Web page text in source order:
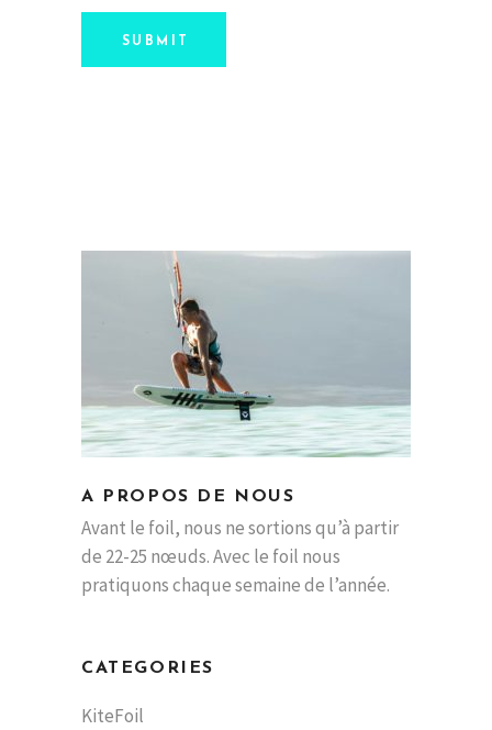
SUBMIT
A PROPOS DE NOUS
Avant le foil, nous ne sortions qu’à partir
de 22-25 nœuds. Avec le foil nous
pratiquons chaque semaine de l’année.
CATEGORIES
KiteFoil